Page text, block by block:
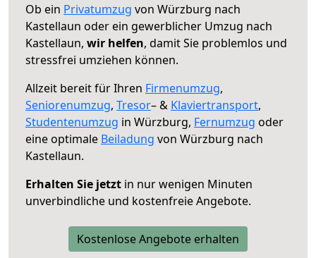
Ob ein Privatumzug von Würzburg nach
Kastellaun oder ein gewerblicher Umzug nach
Kastellaun, wir helfen, damit Sie problemlos und
stressfrei umziehen können.
Allzeit bereit für Ihren Firmenumzug,
Seniorenumzug, Tresor– & Klaviertransport,
Studentenumzug in Würzburg, Fernumzug oder
eine optimale Beiladung von Würzburg nach
Kastellaun.
Erhalten Sie jetzt in nur wenigen Minuten
unverbindliche und kostenfreie Angebote.
Kostenlose Angebote erhalten